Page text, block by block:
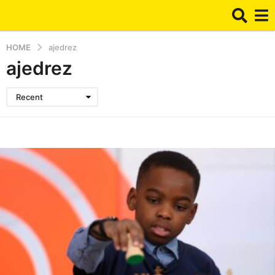
HOME ajedrez
ajedrez
Recent